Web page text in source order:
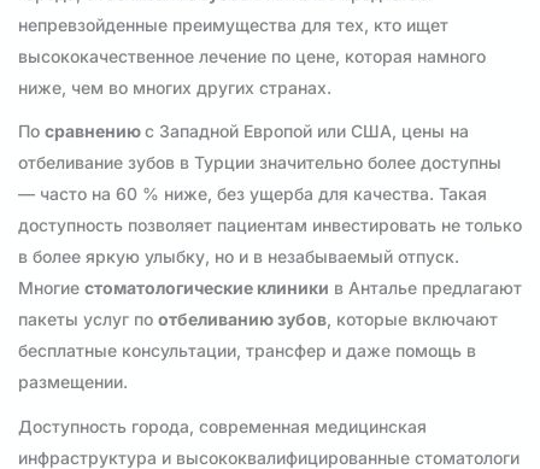
непревзойденные преимущества для тех, кто ищет
высококачественное лечение по цене, которая намного
ниже, чем во многих других странах.
По сравнениюс Западной Европой или США, цены на
отбеливание зубов в Турции значительно более доступны
— часто на 60 % ниже, без ущерба для качества. Такая
доступность позволяет пациентам инвестировать не только
в более яркую улыбку, но и в незабываемый отпуск.
Многие стоматологические клиники в Анталье предлагают
пакеты услуг по отбеливанию зубов, которые включают
бесплатные консультации, трансфер и даже помощь в
размещении.
Доступность города, современная медицинская
инфраструктура и высококвалифицированные стоматологи